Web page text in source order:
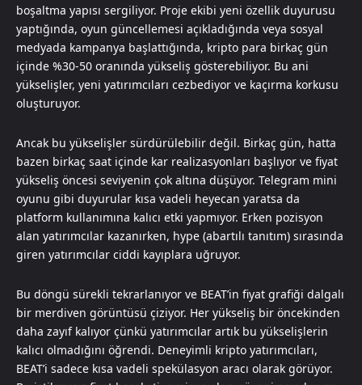
boşaltma yapısı sergiliyor. Proje ekibi yeni özellik duyurusu
yaptığında, oyun güncellemesi açıkladığında veya sosyal
medyada kampanya başlattığında, kripto para birkaç gün
içinde %30-50 oranında yükseliş gösterebiliyor. Bu ani
yükselişler, yeni yatırımcıları cezbediyor ve kaçırma korkusu
oluşturuyor.
Ancak bu yükselişler sürdürülebilir değil. Birkaç gün, hatta
bazen birkaç saat içinde kar realizasyonları başlıyor ve fiyat
yükseliş öncesi seviyenin çok altına düşüyor. Telegram mini
oyunu gibi duyurular kısa vadeli heyecan yaratsa da
platform kullanımına kalıcı etki yapmıyor. Erken pozisyon
alan yatırımcılar kazanırken, hype (abartılı tanıtım) sırasında
giren yatırımcılar ciddi kayıplara uğruyor.
Bu döngü sürekli tekrarlanıyor ve BEAT’in fiyat grafiği dalgalı
bir merdiven görüntüsü çiziyor. Her yükseliş bir öncekinden
daha zayıf kalıyor çünkü yatırımcılar artık bu yükselişlerin
kalıcı olmadığını öğrendi. Deneyimli kripto yatırımcıları,
BEAT’i sadece kısa vadeli spekülasyon aracı olarak görüyor.